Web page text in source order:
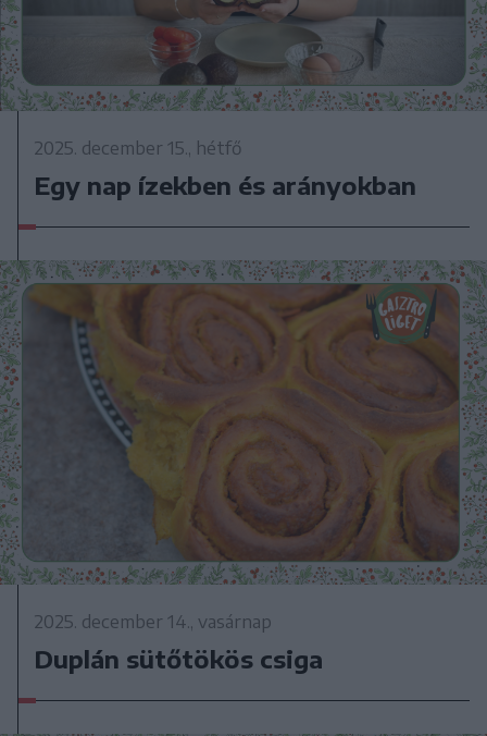
2025. december 15., hétfő
Egy nap ízekben és arányokban
2025. december 14., vasárnap
Duplán sütőtökös csiga